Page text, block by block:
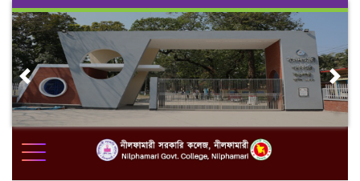
Skip
content
Previous